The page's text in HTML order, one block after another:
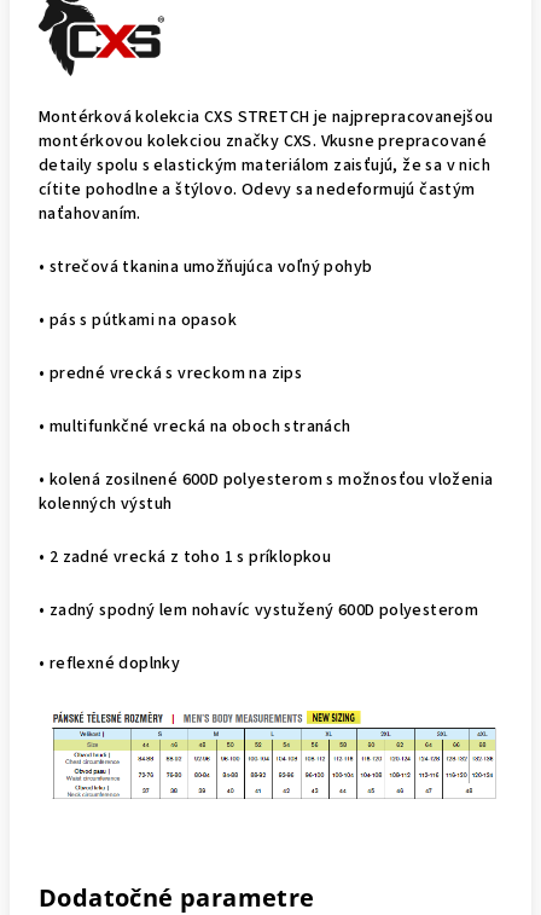
Montérková kolekcia CXS STRETCH je najprepracovanejšou
montérkovou kolekciou značky CXS. Vkusne prepracované
detaily spolu s elastickým materiálom zaisťujú, že sa v nich
cítite pohodlne a štýlovo. Odevy sa nedeformujú častým
naťahovaním.
• strečová tkanina umožňujúca voľný pohyb
• pás s pútkami na opasok
• predné vrecká s vreckom na zips
• multifunkčné vrecká na oboch stranách
• kolená zosilnené 600D polyesterom s možnosťou vloženia
kolenných výstuh
• 2 zadné vrecká z toho 1 s príklopkou
• zadný spodný lem nohavíc vystužený 600D polyesterom
• reflexné doplnky
Dodatočné parametre